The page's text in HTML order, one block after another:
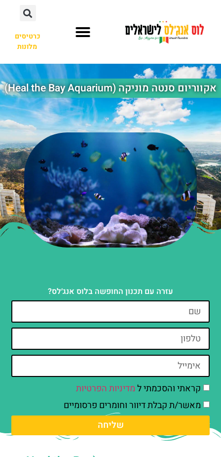
כרטיסים
מלונות
אקווריום סנטה מוניקה (Heal the Bay Aquarium)
עזרה עם תכנון החופשה בלוס אנג׳לס?
קראתי והסכמתי למדיניות הפרטיות
מאשר/ת קבלת דיוור וחומרים פרסומיים
שליחה